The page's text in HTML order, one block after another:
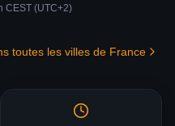
CEST (UTC+2)
toutes les villes de France